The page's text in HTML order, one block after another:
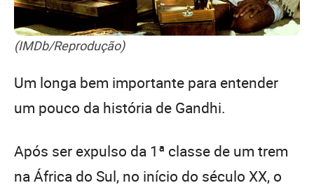
(IMDb/Reprodução)
Um longa bem importante para entender
um pouco da história de Gandhi.
Após ser expulso da 1ª classe de um trem
na África do Sul, no início do século XX, o